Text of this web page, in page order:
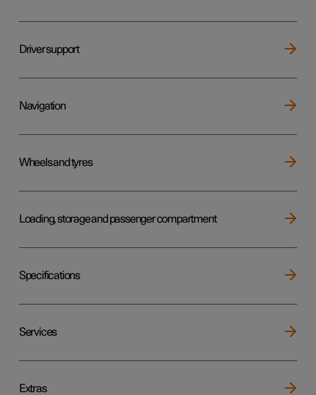
Driver support
Navigation
Wheels and tyres
Loading, storage and passenger compartment
Specifications
Services
Extras